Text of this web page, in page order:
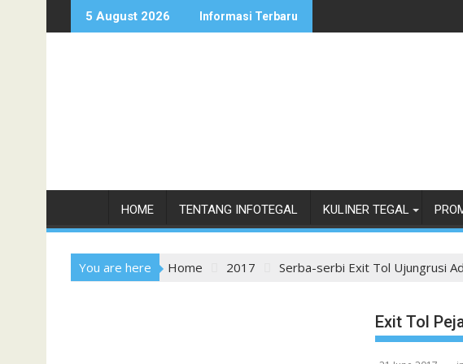
to
5 August 2026 Informasi Terbaru
HOME TENTANG INFOTEGAL KULINER TEGAL
You are here Home 2017 Serba-serbi Exit Tol Ujungrusi
Exit Tol